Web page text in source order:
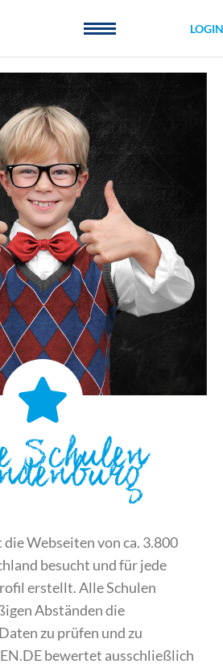
LOGIN
Schulen
Webseiten von ca. 3.800
besucht und für jede
erstellt. Alle Schulen
Abständen die
zu prüfen und zu
bewertet ausschließlich